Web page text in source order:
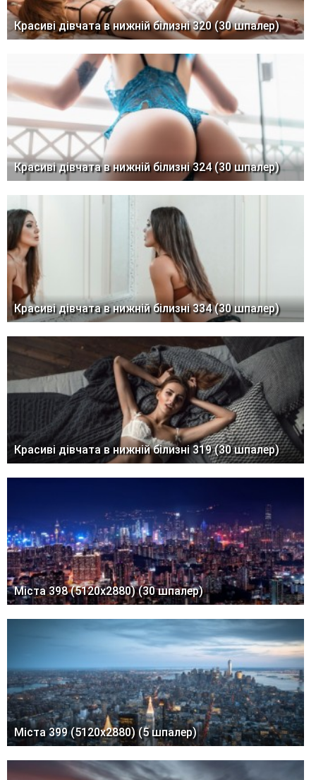
Красиві дівчата в нижній білизні 320 (30 шпалер)
Красиві дівчата в нижній білизні 324 (30 шпалер)
Красиві дівчата в нижній білизні 334 (30 шпалер)
Красиві дівчата в нижній білизні 319 (30 шпалер)
Міста 398 (5120x2880) (30 шпалер)
Міста 399 (5120x2880) (5 шпалер)